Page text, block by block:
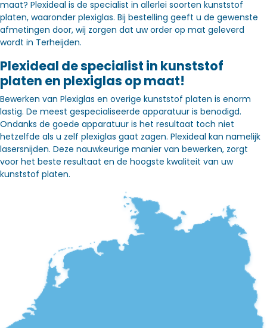
maat? Plexideal is de specialist in allerlei soorten kunststof
platen, waaronder plexiglas. Bij bestelling geeft u de gewenste
afmetingen door, wij zorgen dat uw order op mat geleverd
wordt in Terheijden.
Plexideal de specialist in kunststof
platen en plexiglas op maat!
Bewerken van Plexiglas en overige kunststof platen is enorm
lastig. De meest gespecialiseerde apparatuur is benodigd.
Ondanks de goede apparatuur is het resultaat toch niet
hetzelfde als u zelf plexiglas gaat zagen. Plexideal kan namelijk
lasersnijden. Deze nauwkeurige manier van bewerken, zorgt
voor het beste resultaat en de hoogste kwaliteit van uw
kunststof platen.